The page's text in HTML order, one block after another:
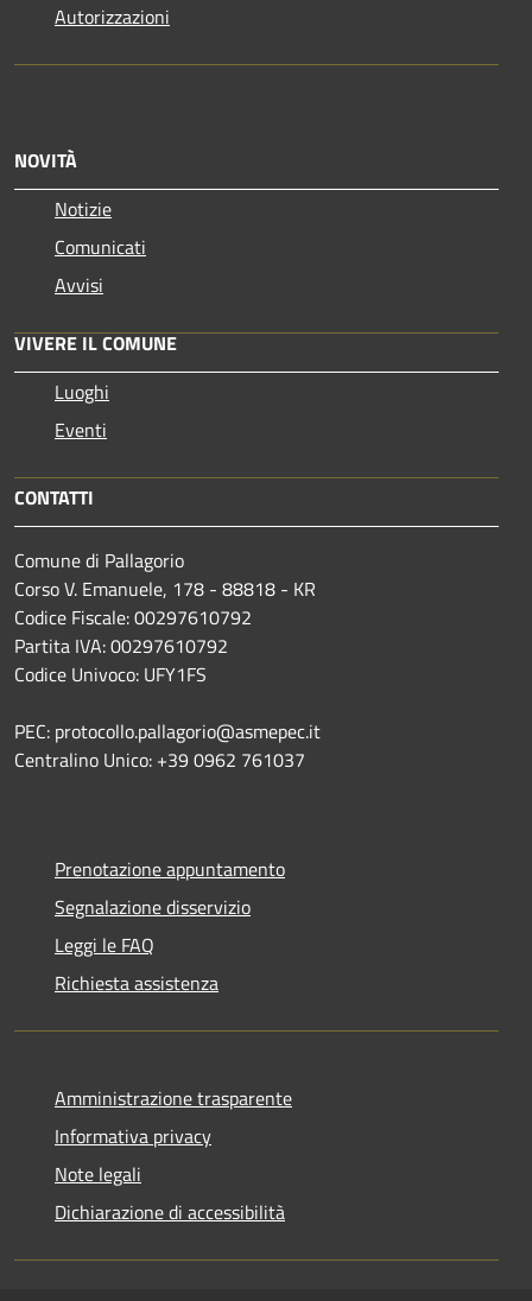
Autorizzazioni
NOVITÀ
Notizie
Comunicati
Avvisi
VIVERE IL COMUNE
Luoghi
Eventi
CONTATTI
Comune di Pallagorio
Corso V. Emanuele, 178 - 88818 - KR
Codice Fiscale: 00297610792
Partita IVA: 00297610792
Codice Univoco: UFY1FS
PEC: protocollo.pallagorio@asmepec.it
Centralino Unico: +39 0962 761037
Prenotazione appuntamento
Segnalazione disservizio
Leggi le FAQ
Richiesta assistenza
Amministrazione trasparente
Informativa privacy
Note legali
Dichiarazione di accessibilità